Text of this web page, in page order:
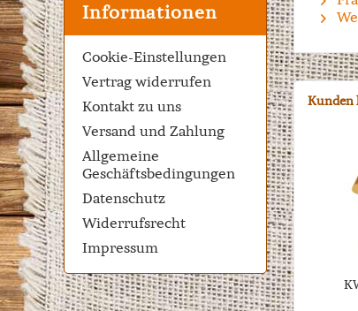
Informationen
Cookie-Einstellungen
Vertrag widerrufen
Kontakt zu uns
Versand und Zahlung
Allgemeine
Geschäftsbedingungen
Datenschutz
Widerrufsrecht
Impressum
Kunden